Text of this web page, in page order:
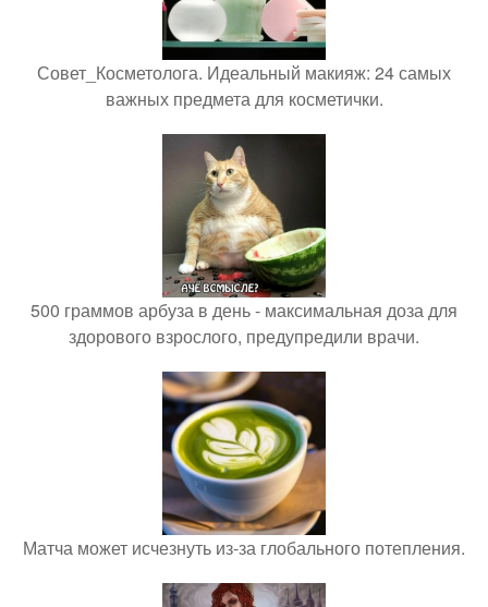
Совет_Косметолога. Идеальный макияж: 24 самых
важных предмета для косметички.
500 граммов арбуза в день - максимальная доза для
здорового взрослого, предупредили врачи.
Матча может исчезнуть из-за глобального потепления.